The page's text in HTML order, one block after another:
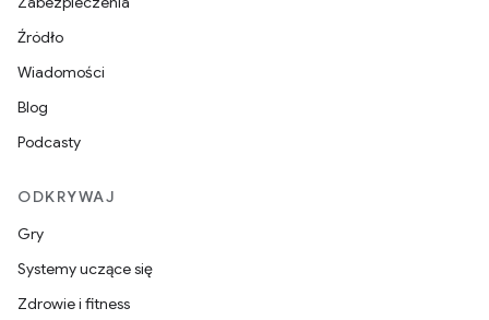
Źródło
Wiadomości
Blog
Podcasty
ODKRYWAJ
Gry
Systemy uczące się
Zdrowie i fitness